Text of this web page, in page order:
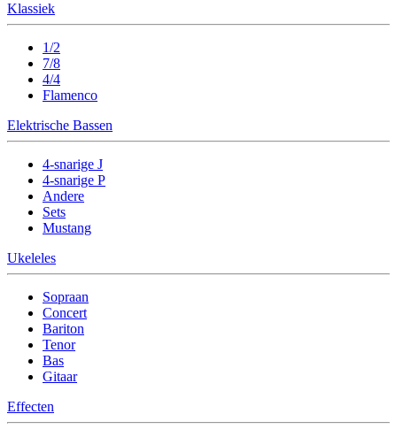
Klassiek
1/2
7/8
4/4
Flamenco
Elektrische Bassen
4-snarige J
4-snarige P
Andere
Sets
Mustang
Ukeleles
Sopraan
Concert
Bariton
Tenor
Bas
Gitaar
Effecten